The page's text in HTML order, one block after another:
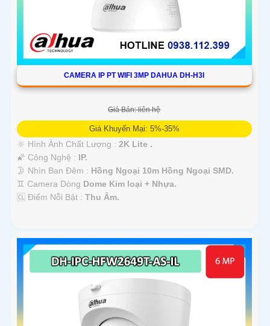
CAMERA IP PT WIFI 3MP DAHUA DH-H3I
Giá Bán: liên hệ
Giá Khuyến Mại: 5%-35%
🔆 Hình Ành Chất Lượng : 2K Lite .
🌠 Công Nghệ : IP.
🌛 Nhìn Ban Đêm : Hồng Ngoại 10m Hồng Ngoại SMD.
♊ Camera Dòng Dome Kim loại + Nhựa.
️🆑 Điểm Nỗi Bật : Thu Âm.